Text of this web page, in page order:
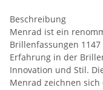
Beschreibung
Menrad ist ein
Brillenfassungen
Erfahrung in der
Innovation und Stil.
Menrad zeichnen sich